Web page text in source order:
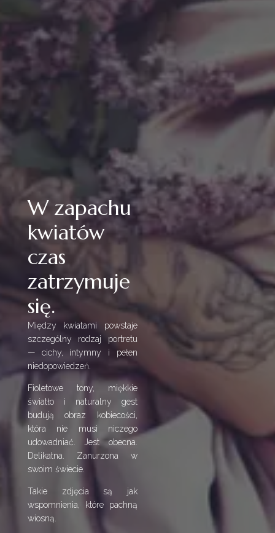
W zapachu
kwiatów
czas
zatrzymuje
się.
Między kwiatami powstaje
szczególny rodzaj portretu
— cichy, intymny i pełen
niedopowiedzeń.
Fioletowe tony, miękkie
światło i naturalny gest
budują obraz kobiecości,
która nie musi niczego
udowadniać. Jest obecna.
Delikatna. Zanurzona w
swoim świecie.
Takie zdjęcia są jak
wspomnienia, które pachną
wiosną.